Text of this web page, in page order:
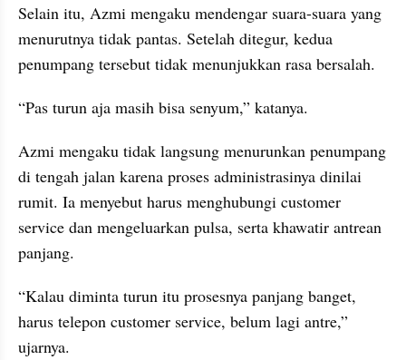
Selain itu, Azmi mengaku mendengar suara-suara yang
menurutnya tidak pantas. Setelah ditegur, kedua
penumpang tersebut tidak menunjukkan rasa bersalah.
“Pas turun aja masih bisa senyum,” katanya.
Azmi mengaku tidak langsung menurunkan penumpang
di tengah jalan karena proses administrasinya dinilai
rumit. Ia menyebut harus menghubungi customer
service dan mengeluarkan pulsa, serta khawatir antrean
panjang.
“Kalau diminta turun itu prosesnya panjang banget,
harus telepon customer service, belum lagi antre,”
ujarnya.